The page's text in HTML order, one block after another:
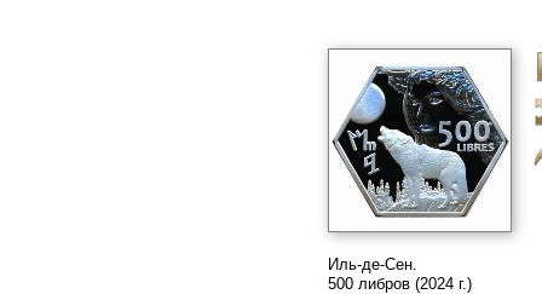
Иль-де-Сен.
500 либров (2024 г.)